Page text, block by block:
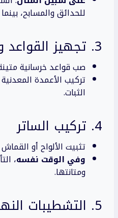
للحدائق والمسابح،
3. تجهيز القواعد والهياكل
صب قواعد خرسانية
تركيب الأعمدة
الثبات.
4. تركيب الساتر
تثبيت الألواح أو
وفي الوقت نفسه،
ومتانتها.
5. التشطيبات النهائية